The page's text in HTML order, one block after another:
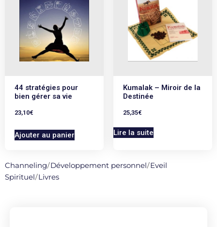
44 stratégies pour
bien gérer sa vie
23,10€
Ajouter au panier
Kumalak – Miroir de la
Destinée
25,35€
Lire la suite
Channeling/Développement personnel/Eveil
Spirituel/Livres